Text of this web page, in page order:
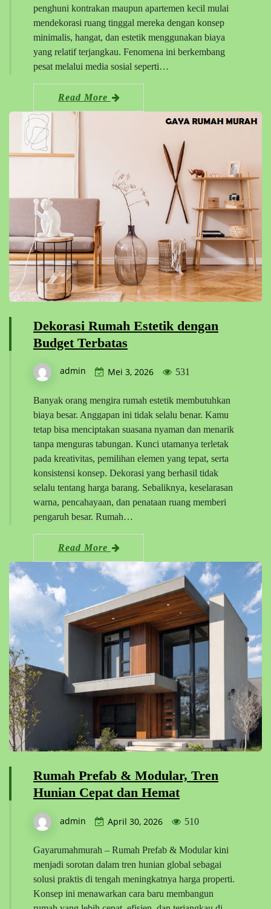
penghuni kontrakan maupun apartemen kecil mulai
mendekorasi ruang tinggal mereka dengan konsep
minimalis, hangat, dan estetik menggunakan biaya
yang relatif terjangkau. Fenomena ini berkembang
pesat melalui media sosial seperti…
Read More
Dekorasi Rumah Estetik dengan
Budget Terbatas
admin Mei 3, 2026 531
Banyak orang mengira rumah estetik membutuhkan
biaya besar. Anggapan ini tidak selalu benar. Kamu
tetap bisa menciptakan suasana nyaman dan menarik
tanpa menguras tabungan. Kunci utamanya terletak
pada kreativitas, pemilihan elemen yang tepat, serta
konsistensi konsep. Dekorasi yang berhasil tidak
selalu tentang harga barang. Sebaliknya, keselarasan
warna, pencahayaan, dan penataan ruang memberi
pengaruh besar. Rumah…
Read More
Rumah Prefab & Modular, Tren
Hunian Cepat dan Hemat
admin April 30, 2026 510
Gayarumahmurah – Rumah Prefab & Modular kini
menjadi sorotan dalam tren hunian global sebagai
solusi praktis di tengah meningkatnya harga properti.
Konsep ini menawarkan cara baru membangun